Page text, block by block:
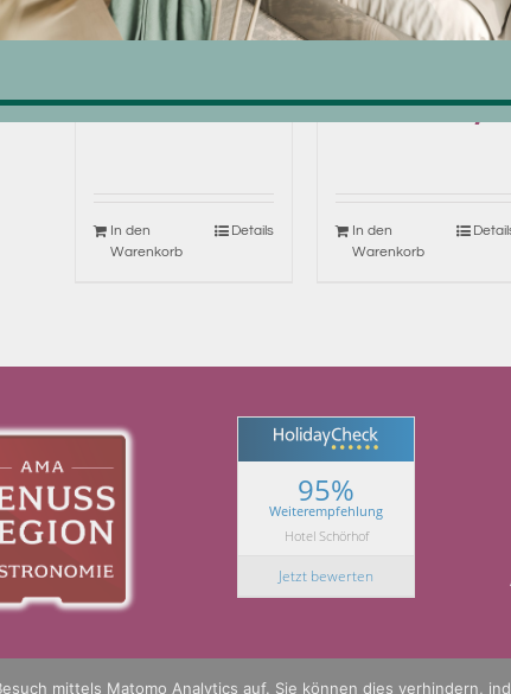
€96,00
In den
Warenkorb
Details
Erw.
€
In den
Warenkorb
95%
Weiterempfehlung
Hotel Schörhof
Jetzt bewerten
mittels Matomo Analytics auf. Sie können dies verhindern,